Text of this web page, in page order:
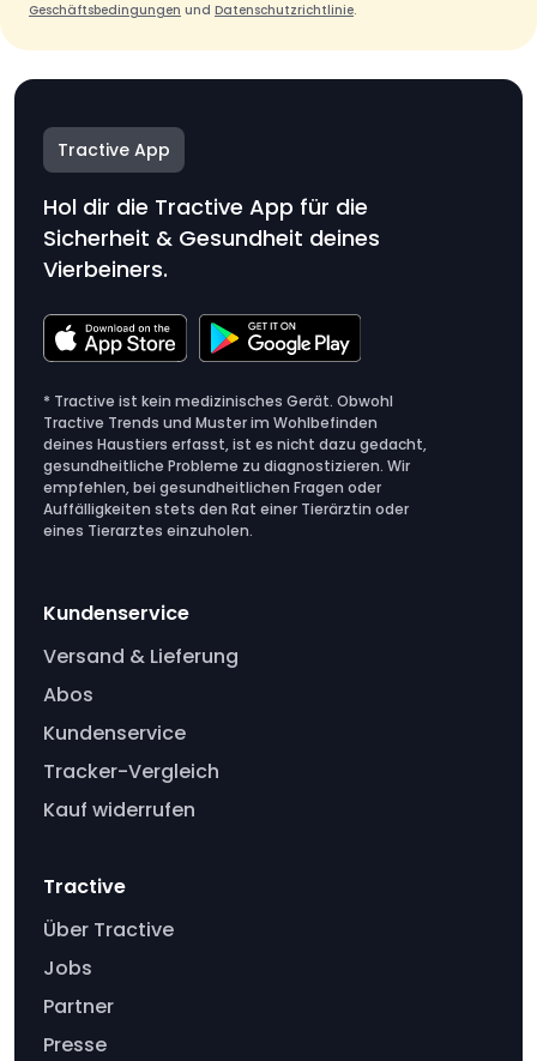
Geschäftsbedingungen und Datenschutzrichtlinie.
Tractive App
Hol dir die Tractive App für die
Sicherheit & Gesundheit deines
Vierbeiners.
* Tractive ist kein medizinisches Gerät. Obwohl
Tractive Trends und Muster im Wohlbefinden
deines Haustiers erfasst, ist es nicht dazu gedacht,
gesundheitliche Probleme zu diagnostizieren. Wir
empfehlen, bei gesundheitlichen Fragen oder
Auffälligkeiten stets den Rat einer Tierärztin oder
eines Tierarztes einzuholen.
Kundenservice
Versand & Lieferung
Abos
Kundenservice
Tracker-Vergleich
Kauf widerrufen
Tractive
Über Tractive
Jobs
Partner
Presse